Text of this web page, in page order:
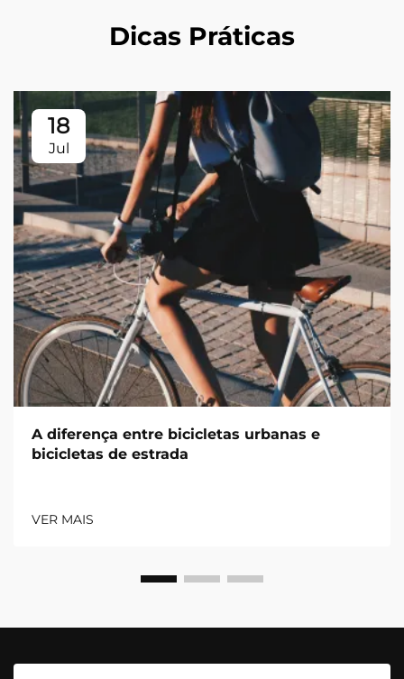
Dicas Práticas
18
Jul
A diferença entre bicicletas urbanas e
bicicletas de estrada
VER MAIS